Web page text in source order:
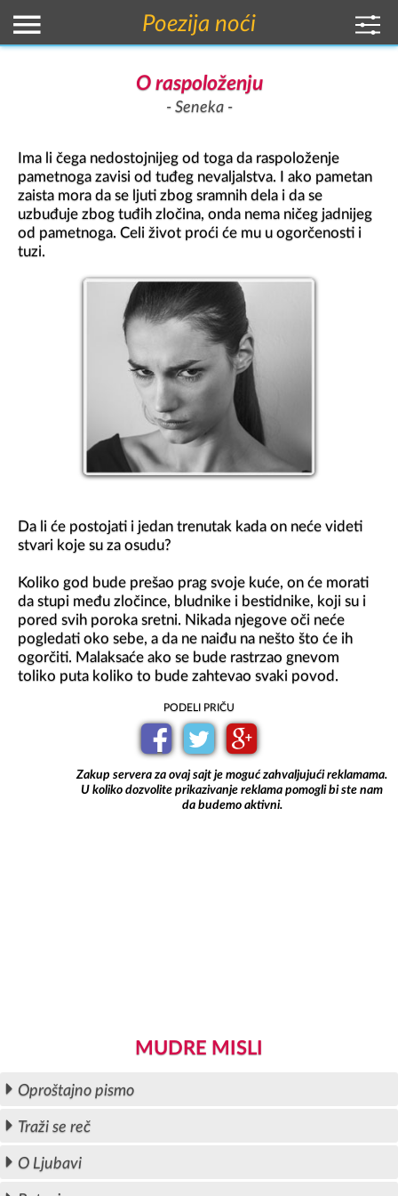
Poezija noći
O raspoloženju
Seneka
Ima li čega nedostojnijeg od toga da raspoloženje
pametnoga zavisi od tuđeg nevaljalstva. I ako pametan
zaista mora da se ljuti zbog sramnih dela i da se
uzbuđuje zbog tuđih zločina, onda nema ničeg jadnijeg
od pametnoga. Celi život proći će mu u ogorčenosti i
Da li će postojati i jedan trenutak kada on neće videti
stvari koje su za osudu?
Koliko god bude prešao prag svoje kuće, on će morati
da stupi među zločince, bludnike i bestidnike, koji su i
pored svih poroka sretni. Nikada njegove oči neće
pogledati oko sebe, a da ne naiđu na nešto što će ih
ogorčiti. Malaksaće ako se bude rastrzao gnevom
toliko puta koliko to bude zahtevao svaki povod.
MUDRE MISLI
Oproštajno pismo
Traži se reč
O Ljubavi
Zakup servera za ovaj sajt je moguć zahvaljujući reklamama.
U koliko dozvolite prikazivanje reklama pomogli bi ste nam
da budemo aktivni.
PODELI PRIČU